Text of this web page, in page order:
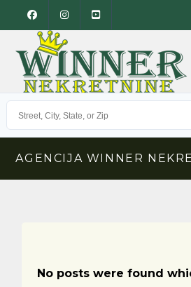
AGENCIJA WINNER
No posts were found